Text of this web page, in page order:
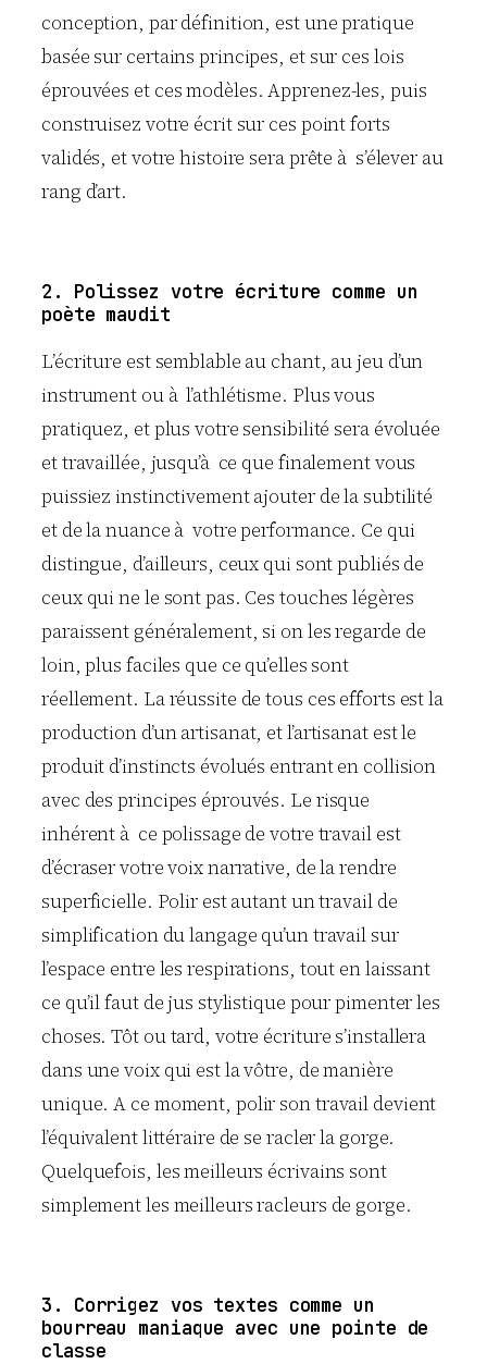
conception, par définition, est une pratique
basée sur certains principes, et sur ces lois
éprouvées et ces modèles. Apprenez-les, puis
construisez votre écrit sur ces point forts
validés, et votre histoire sera prête à s’élever au
rang d’art.
2. Polissez votre écriture comme un
poète maudit
L’écriture est semblable au chant, au jeu d’un
instrument ou à l’athlétisme. Plus vous
pratiquez, et plus votre sensibilité sera évoluée
et travaillée, jusqu’à ce que finalement vous
puissiez instinctivement ajouter de la subtilité
et de la nuance à votre performance. Ce qui
distingue, d’ailleurs, ceux qui sont publiés de
ceux qui ne le sont pas. Ces touches légères
paraissent généralement, si on les regarde de
loin, plus faciles que ce qu’elles sont
réellement. La réussite de tous ces efforts est la
production d’un artisanat, et l’artisanat est le
produit d’instincts évolués entrant en collision
avec des principes éprouvés. Le risque
inhérent à ce polissage de votre travail est
d’écraser votre voix narrative, de la rendre
superficielle. Polir est autant un travail de
simplification du langage qu’un travail sur
l’espace entre les respirations, tout en laissant
ce qu’il faut de jus stylistique pour pimenter les
choses. Tôt ou tard, votre écriture s’installera
dans une voix qui est la vôtre, de manière
unique. A ce moment, polir son travail devient
l’équivalent littéraire de se racler la gorge.
Quelquefois, les meilleurs écrivains sont
simplement les meilleurs racleurs de gorge.
3. Corrigez vos textes comme un
bourreau maniaque avec une pointe de
classe